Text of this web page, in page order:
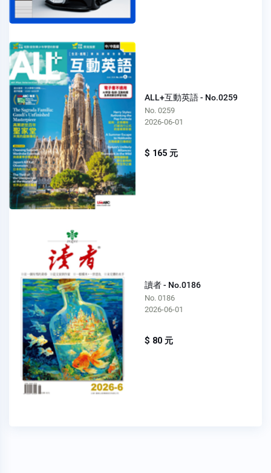
ALL+互動英語 - No.0259
No. 0259
2026-06-01
$ 165 元
讀者 - No.0186
No. 0186
2026-06-01
$ 80 元